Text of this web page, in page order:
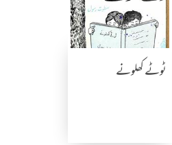
ٹوٹے کھلونے